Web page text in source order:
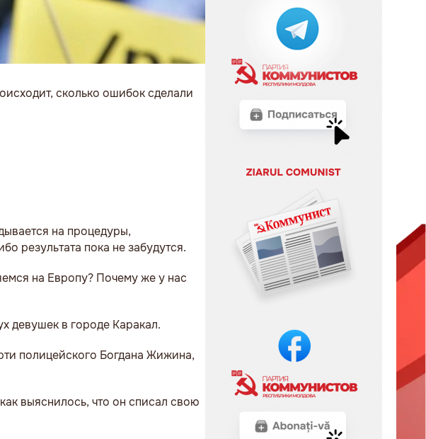
сколько ошибок сделали
на процедуры,
результата пока не забудутся.
на Европу? Почему же у нас
девушек в городе Каракал.
полицейского Богдана Жижина,
выяснилось, что он списал свою